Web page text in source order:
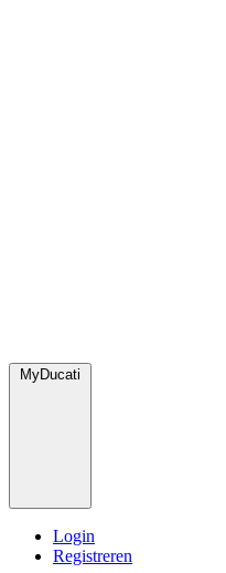
MyDucati
Login
Registreren